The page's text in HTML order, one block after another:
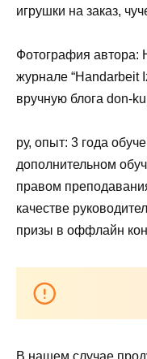
игрушки на заказ,
Фотография автора:
журнале “Handarbeit
вручную блога don-
ру, опыт: 3 года
дополнительном
правом
качестве
призы в оффлайн
В нашем случае